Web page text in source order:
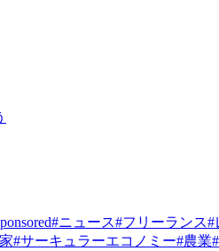
#ニュース#フリーランス#
#サーキュラーエコノミー#農業#